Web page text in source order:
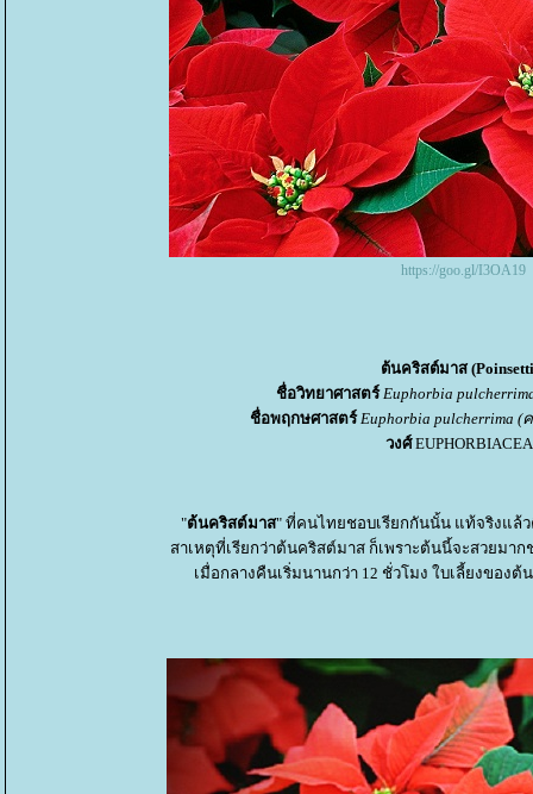
https://goo.gl/I3OA19
ต้นคริสต์มาส
ชื่อวิทยาศาสตร์Euphorbia
ชื่อพฤกษศาสตร์Euphorbia pulcherrima
วงศ์
"ต้นคริสต์มาส" ที่คนไทยชอบเรียกกันนั้น แท้จริงแล้ว
สาเหตุที่เรียกว่าต้นคริสต์มาส ก็เพราะต้นนี้จะสวยมา
เมื่อกลางคืนเริ่มนานกว่า 12 ชั่วโมง ใบเลี้ยงของต้